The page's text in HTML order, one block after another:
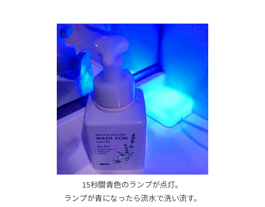
15秒間青色のランプが点灯。
ランプが青になったら流水で洗い流す。